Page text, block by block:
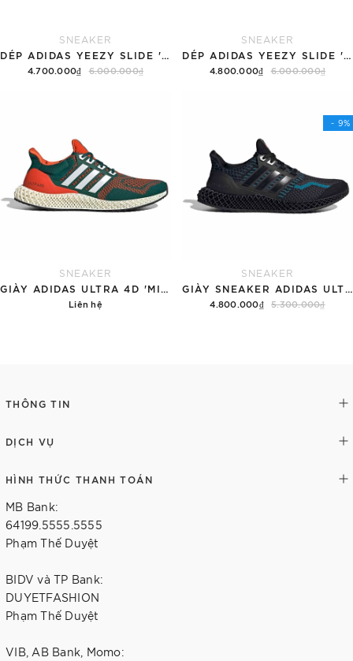
SNEAKER
4.700.000₫ 6.000.000₫
SNEAKER
4.800.000₫ 6.000.000₫
SNEAKER
Liên hệ
- 9%
SNEAKER
4.800.000₫ 5.300.000₫
THÔNG TIN
DỊCH VỤ
HÌNH THỨC THANH TOÁN
MB Bank:
64199.5555.5555
Phạm Thế Duyệt
BIDV và TP Bank:
DUYETFASHION
Phạm Thế Duyệt
VIB, AB Bank, Momo: